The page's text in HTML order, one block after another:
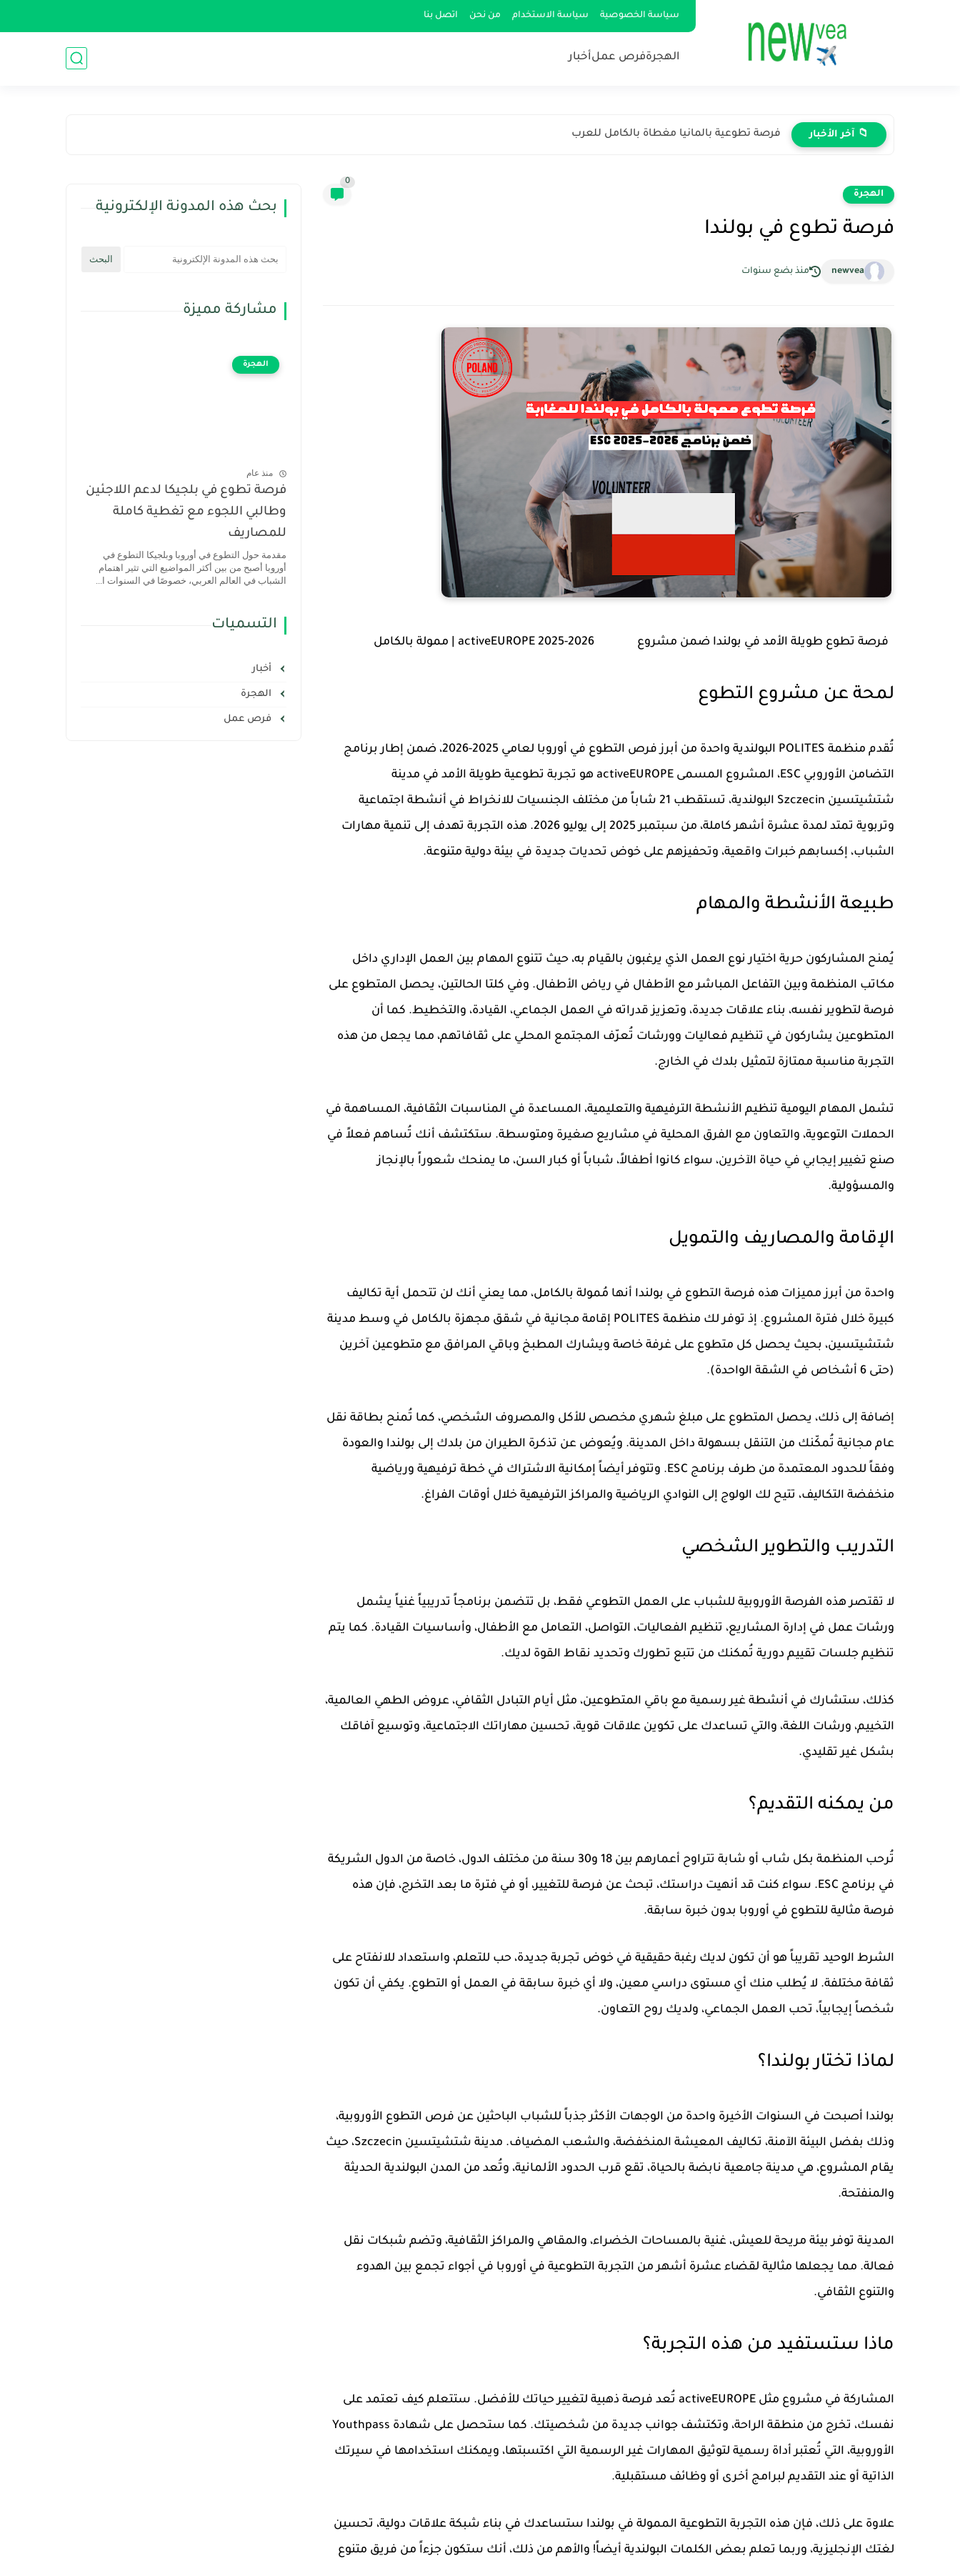
سياسة الخصوصية سياسة الاستخدام من نحن اتصل بنا
الهجرةفرص عملأخبار
📁 آخر الأخبار فرصة تطوعية بالمانيا مغطاة بالكامل للعرب
الهجرة
0
فرصة تطوع في بولندا
newvea منذ بضع سنوات
فرصة تطوع طويلة الأمد في بولندا ضمن مشروع activeEUROPE 2025-2026 | ممولة بالكامل
لمحة عن مشروع التطوع
تُقدم منظمة POLITES البولندية واحدة من أبرزفرص التطوع في أوروبا لعامي 2025-2026، ضمن إطار
برنامج
التضامن الأوروبي ESC
، المشروع المسمى activeEUROPE هو تجربة تطوعية طويلة الأمد في مدينة
شتشيتسين Szczecin البولندية، تستقطب 21 شاباً من مختلف الجنسيات للانخراط في أنشطة اجتماعية
وتربوية تمتد لمدة عشرة أشهر كاملة، من سبتمبر 2025 إلى يوليو 2026
. هذه التجربة تهدف إلى تنمية مهارات
الشباب، إكسابهم خبرات واقعية، وتحفيزهم على خوض تحديات جديدة في بيئة دولية متنوعة.
طبيعة الأنشطة والمهام
يُمنح المشاركون حرية اختيار نوع العمل الذي يرغبون بالقيام به، حيث تتنوع المهام بين العمل الإداري داخل
مكاتب المنظمة وبين التفاعل المباشر مع الأطفال في رياض الأطفال. وفي كلتا الحالتين، يحصل المتطوع على
فرصة لتطوير نفسه، بناء علاقات جديدة، وتعزيز قدراته في العمل الجماعي، القيادة، والتخطيط. كما أن
المتطوعين يشاركون في تنظيم فعاليات وورشات تُعرّف المجتمع المحلي على ثقافاتهم، مما يجعل من هذه
التجربة مناسبة ممتازة لتمثيل بلدك في الخارج.
تشمل المهام اليومية تنظيم الأنشطة الترفيهية والتعليمية، المساعدة في المناسبات الثقافية، المساهمة في
الحملات التوعوية، والتعاون مع الفرق المحلية في مشاريع صغيرة ومتوسطة. ستكتشف أنك تُساهم فعلاً في
صنع تغيير إيجابي في حياة الآخرين، سواء كانوا أطفالاً، شباباً أو كبار السن، ما يمنحك شعوراً بالإنجاز
والمسؤولية.
الإقامة والمصاريف والتمويل
واحدة من أبرز مميزات هذه فرصة التطوع في بولندا أنها مُمولة بالكامل، مما يعني أنك لن تتحمل أية تكاليف
كبيرة خلال فترة المشروع. إذ توفر لك منظمة POLITES
إقامة مجانية في شقق مجهزة بالكامل في وسط مدينة
شتشيتسين، بحيث يحصل كل متطوع على غرفة خاصة ويشارك المطبخ وباقي المرافق مع متطوعين آخرين
(حتى 6 أشخاص في الشقة الواحدة).
إضافة إلى ذلك، يحصل المتطوع على مبلغ شهري مخصص للأكل والمصروف الشخصي، كما تُمنح بطاقة نقل
عام مجانية تُمكّنك من التنقل بسهولة داخل المدينة. ويُعوض عن تذكرة الطيران من بلدك إلى بولندا والعودة
وفقاً للحدود المعتمدة من طرف برنامج ESC. وتتوفر أيضاً إمكانية الاشتراك في خطة ترفيهية ورياضية
منخفضة التكاليف، تتيح لك الولوج إلى النوادي الرياضية والمراكز الترفيهية خلال أوقات الفراغ.
التدريب والتطوير الشخصي
لا تقتصر هذه الفرصة الأوروبية للشباب على العمل التطوعي فقط، بل تتضمن برنامجاً تدريبياً غنياً يشمل
ورشات عمل في إدارة المشاريع، تنظيم الفعاليات، التواصل، التعامل مع الأطفال، وأساسيات القيادة. كما يتم
تنظيم جلسات تقييم دورية تُمكنك من تتبع تطورك وتحديد نقاط القوة لديك.
كذلك، ستشارك في أنشطة غير رسمية مع باقي المتطوعين، مثل أيام التبادل الثقافي، عروض الطهي العالمية،
التخييم، ورشات اللغة، والتي تساعدك على تكوين علاقات قوية، تحسين مهاراتك الاجتماعية، وتوسيع آفاقك
بشكل غير تقليدي.
من يمكنه التقديم؟
تُرحب المنظمة بكل شاب أو شابة تتراوح أعمارهم بين 18 و30 سنة
من مختلف الدول، خاصة من الدول الشريكة
في برنامج ESC. سواء كنت قد أنهيت دراستك، تبحث عن فرصة للتغيير، أو في فترة ما بعد التخرج، فإن هذه
فرصة مثالية للتطوع في أوروبا بدون خبرة سابقة.
الشرط الوحيد تقريباً هو أن تكون لديك رغبة حقيقية في خوض تجربة جديدة، حب للتعلم، واستعداد للانفتاح على
ثقافة مختلفة. لا يُطلب منك أي مستوى دراسي معين، ولا أي خبرة سابقة في العمل أو التطوع. يكفي أن تكون
شخصاً إيجابياً، تحب العمل الجماعي، ولديك روح التعاون.
لماذا تختار بولندا؟
بولندا أصبحت في السنوات الأخيرة واحدة من الوجهات الأكثر جذباً للشباب الباحثين عن فرص التطوع الأوروبية،
وذلك بفضل البيئة الآمنة، تكاليف المعيشة المنخفضة، والشعب المضياف. مدينة شتشيتسين Szczecin، حيث
يقام المشروع، هي مدينة جامعية نابضة بالحياة، تقع قرب الحدود الألمانية، وتُعد من المدن البولندية الحديثة
والمنفتحة.
المدينة توفر بيئة مريحة للعيش، غنية بالمساحات الخضراء، والمقاهي والمراكز الثقافية، وتضم شبكات نقل
فعالة. مما يجعلها مثالية لقضاء عشرة أشهر من التجربة التطوعية في أوروبا في أجواء تجمع بين الهدوء
والتنوع الثقافي.
ماذا ستستفيد من هذه التجربة؟
المشاركة في مشروع مثل activeEUROPE تُعد فرصة ذهبية لتغيير حياتك للأفضل. ستتعلم كيف تعتمد على
نفسك، تخرج من منطقة الراحة، وتكتشف جوانب جديدة من شخصيتك. كما ستحصل على
شهادة Youthpass
الأوروبية، التي تُعتبر أداة رسمية لتوثيق المهارات غير الرسمية التي اكتسبتها، ويمكنك استخدامها في سيرتك
الذاتية أو عند التقديم لبرامج أخرى أو وظائف مستقبلية.
علاوة على ذلك، فإن هذه التجربة التطوعية الممولة في بولندا ستساعدك في بناء شبكة علاقات دولية، تحسين
لغتك الإنجليزية، وربما تعلم بعض الكلمات البولندية أيضاً! والأهم من ذلك، أنك ستكون جزءاً من فريق متنوع
بحث هذه المدونة الإلكترونية
مشاركة مميزة
الهجرة
منذ عام
فرصة تطوع في بلجيكا لدعم اللاجئين
وطالبي اللجوء مع تغطية كاملة
للمصاريف
مقدمة حول التطوع في أوروبا وبلجيكا التطوع في
أوروبا أصبح من بين أكثر المواضيع التي تثير اهتمام
الشباب في العالم العربي، خصوصًا في السنوات ا...
التسميات
أخبار
الهجرة
فرص عمل